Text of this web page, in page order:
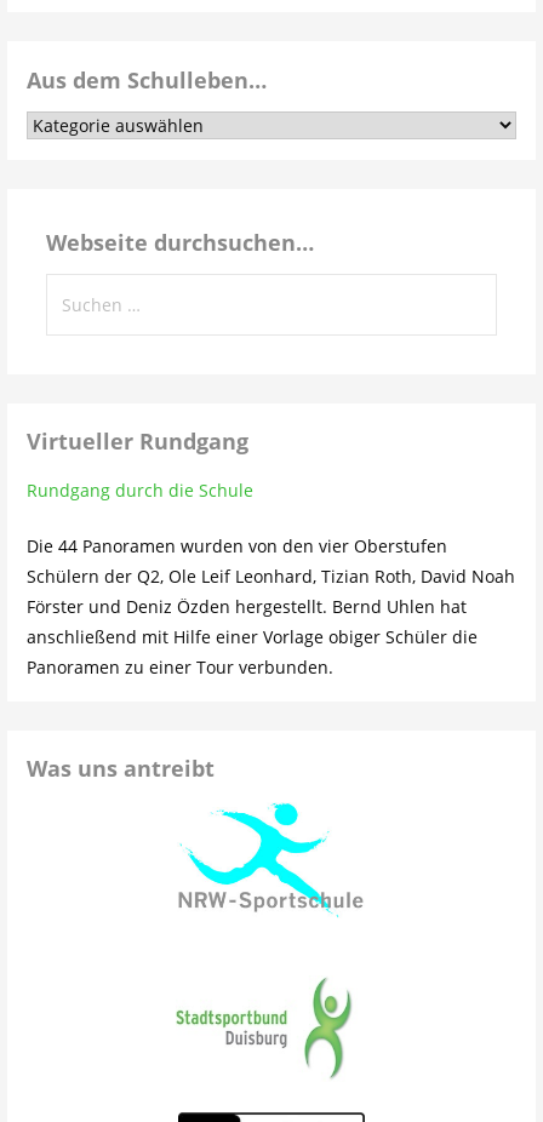
Aus dem Schulleben…
Aus
Webseite durchsuchen…
nach:
Virtueller Rundgang
Rundgang durch die Schule
Die 44 Panoramen wurden von den vier Oberstufen
Schülern der Q2, Ole Leif Leonhard, Tizian Roth, David Noah
Förster und Deniz Özden hergestellt. Bernd Uhlen hat
anschließend mit Hilfe einer Vorlage obiger Schüler die
Panoramen zu einer Tour verbunden.
Was uns antreibt